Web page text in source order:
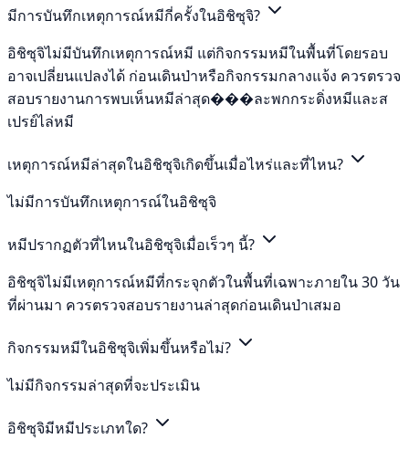
มีการบันทึกเหตุการณ์หมีกี่ครั้งในอิชิซุจิ?
อิชิซุจิไม่มีบันทึกเหตุการณ์หมี แต่กิจกรรมหมีในพื้นที่โดยรอบ
อาจเปลี่ยนแปลงได้ ก่อนเดินป่าหรือกิจกรรมกลางแจ้ง ควรตรวจ
สอบรายงานการพบเห็นหมีล่าสุด���ละพกกระดิ่งหมีและส
เปรย์ไล่หมี
เหตุการณ์หมีล่าสุดในอิชิซุจิเกิดขึ้นเมื่อไหร่และที่ไหน?
ไม่มีการบันทึกเหตุการณ์ในอิชิซุจิ
หมีปรากฏตัวที่ไหนในอิชิซุจิเมื่อเร็วๆ นี้?
อิชิซุจิไม่มีเหตุการณ์หมีที่กระจุกตัวในพื้นที่เฉพาะภายใน 30 วัน
ที่ผ่านมา ควรตรวจสอบรายงานล่าสุดก่อนเดินป่าเสมอ
กิจกรรมหมีในอิชิซุจิเพิ่มขึ้นหรือไม่?
ไม่มีกิจกรรมล่าสุดที่จะประเมิน
อิชิซุจิมีหมีประเภทใด?